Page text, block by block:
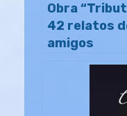
Obra
42 relatos
amigos